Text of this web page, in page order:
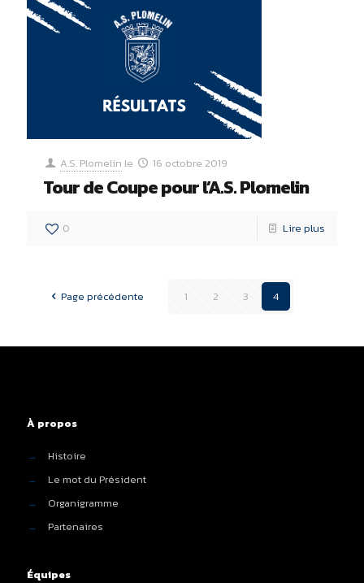
A.S. Plomelin le 16 octobre 2019
Tour de Coupe pour l’A.S. Plomelin
0 Lire plus
Page précédente 1 2 3 4
À propos
→
Histoire
→
Le mot du Président
→
Organigramme
→
Partenaires
Équipes